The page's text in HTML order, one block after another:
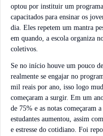
optou por instituir um
capacitados para ensinar os
dia. Eles repetem um mantra
em quando, a escola organiza
coletivos.
Se no início houve um pouco
realmente se engajar no
mil reais por ano, isso logo
começaram a surgir. Em um
de 75% e as notas começaram
estudantes aumentou, assim
e estresse do cotidiano. Foi